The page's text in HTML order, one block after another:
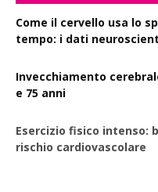
Come il cervello usa lo
tempo: i dati
Invecchiamento
e 75 anni
Esercizio fisico intenso:
rischio cardiovascolare